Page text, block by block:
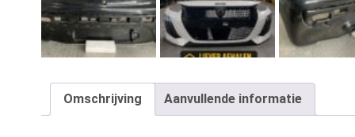
Omschrijving Aanvullende informatie